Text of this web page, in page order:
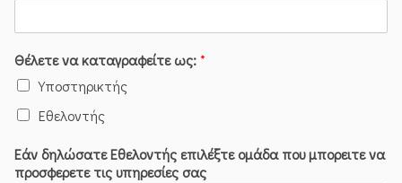
Θέλετε να καταγραφείτε ως:*
Υποστηρικτής
Εθελοντής
Εάν δηλώσατε Εθελοντής επιλέξτε ομάδα που μπορειτε να
προσφερετε τις υπηρεσίες σας